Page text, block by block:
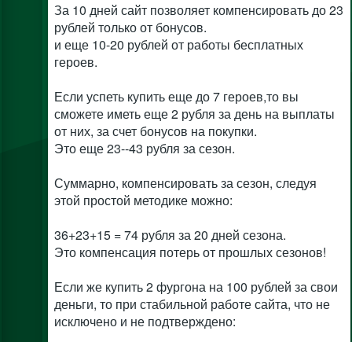
За 10 дней сайт позволяет компенсировать до 23
рублей только от бонусов.
и еще 10-20 рублей от работы бесплатных
героев.
Если успеть купить еще до 7 героев,то вы
сможете иметь еще 2 рубля за день на выплаты
от них, за счет бонусов на покупки.
Это еще 23--43 рубля за сезон.
Суммарно, компенсировать за сезон, следуя
этой простой методике можно:
36+23+15 = 74 рубля за 20 дней сезона.
Это компенсация потерь от прошлых сезонов!
Если же купить 2 фургона на 100 рублей за свои
деньги, то при стабильной работе сайта, что не
исключено и не подтверждено: